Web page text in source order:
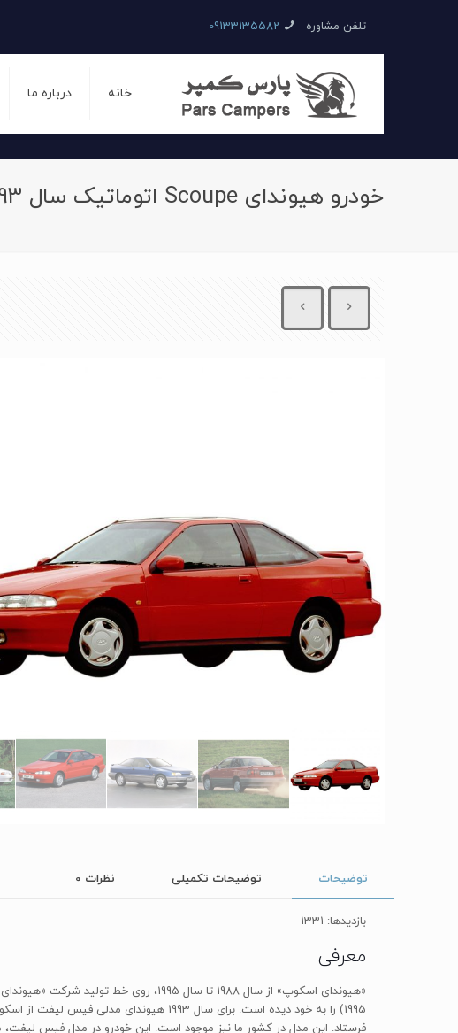
تلفن مشاوره 09133135582
خانه درباره ما
خودرو هیوندای Scoupe اتوماتیک سال 1993
توضیحات توضیحات تکمیلی نظرات 0
بازدیدها: 1331
معرفی
1995) را به خود دیده است. برای سال
فرستاد. این مدل در کشور ما نیز موجود است. این خودرو در مدل فیس